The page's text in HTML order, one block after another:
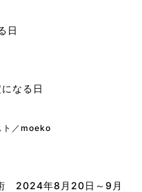
日
なる日
／moeko
術 2024年8月20日～9月